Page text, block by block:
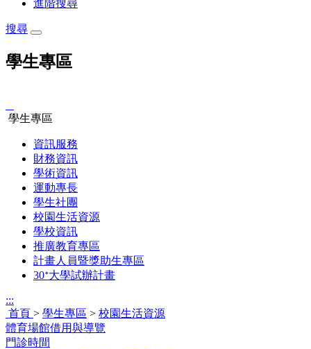
進階搜尋
搜尋
學生專區
學生專區
資訊服務
財務資訊
學術資訊
運動專長
學生社團
校園生活資源
學校資訊
推廣教育專區
計畫人員暨獎助生專區
30ᐩ大學試辦計畫
:::
首頁 > 學生專區 > 校園生活資源
體育場館借用與導覽
門診時間